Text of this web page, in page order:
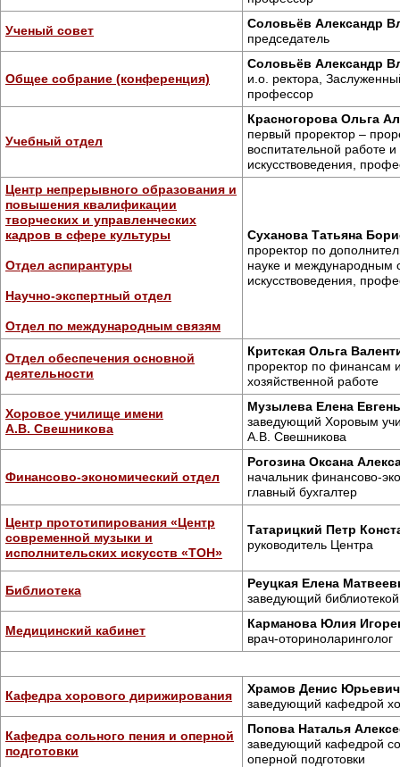
Ученый совет
Соловьёв Александр
председатель
Общее собрание (конференция)
Соловьёв Александр
и.о. ректора,
профессор
Учебный отдел
Красногорова Ольга
первый проректор –
воспитательной работе
искусствоведения,
Центр непрерывного образования и
повышения квалификации
творческих и управленческих
кадров в сфере культуры
Отдел аспирантуры
Научно-экспертный отдел
Отдел по международным связям
Суханова Татьяна
проректор по
науке и международным
искусствоведения,
Отдел обеспечения основной
деятельности
Критская Ольга
проректор по финансам
хозяйственной работе
Хоровое училище имени
А.В. Свешникова
Музылева Елена
заведующий Хоровым
А.В. Свешникова
Финансово-экономический отдел
Рогозина Оксана
начальник финансово-
главный бухгалтер
Центр прототипирования «Центр
современной музыки и
исполнительских искусств «ТОН»
Татарицкий Петр
руководитель Центра
Библиотека
Реуцкая Елена
заведующий библиотекой
Медицинский кабинет
Карманова Юлия
врач-оториноларинголог
Кафедра хорового дирижирования
Храмов Денис Юрьевич
заведующий кафедрой
Кафедра сольного пения и оперной
подготовки
Попова Наталья
заведующий кафедрой
оперной подготовки